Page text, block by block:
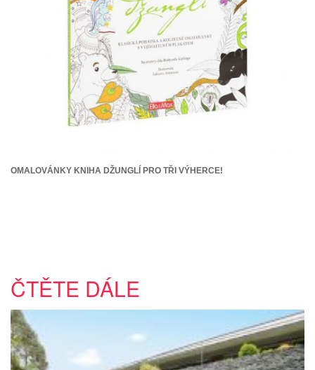
OMALOVÁNKY KNIHA DŽUNGLÍ PRO TŘI VÝHERCE!
ČTĚTE DÁLE